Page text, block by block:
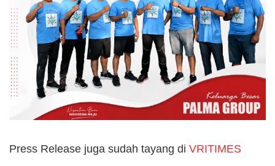
Press Release juga sudah tayang di VRITIMES